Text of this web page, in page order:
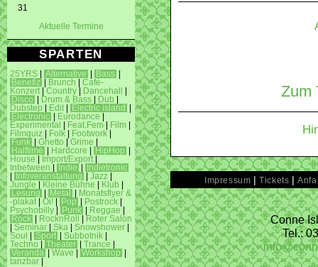
31
Aktuelle Termine
SPARTEN
25YRS Alternative Bass
Benefiz
Brunch
Café-
Konzert
Country Dancehall
Disco
Drum & Bass Dub
Dubstep
Edit Electric island
Electronic
Eurodance
Experimental
Feat.Fem Film
Filmquiz
Folk Footwork
Funk
Ghetto Grime
Halftime
Hardcore HipHop
House
Import/Export
Inbetween
Indie
Indietronic
Infoveranstaltung Jazz
Jungle
Kleine Bühne Klub
Lesung
Metal
Monatsflyer &
-plakat
Oi! Pop Postrock
Psychobilly
Punk Reggae
Rock
RocknRoll
Roter Salon
Seminar Ska Snowshower
Soul
Sport Subbotnik
Techno
Theater Trance
Veranda
Wave Workshop
tanzbar
Zum
Impressum |Tickets |
Conne
Tel.: